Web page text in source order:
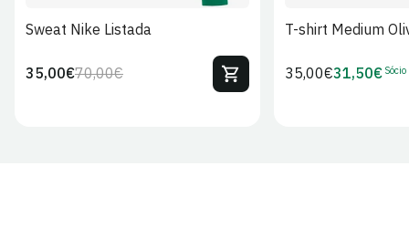
Sweat Nike Listada
Preço
70,00€Preço
35,00€
T-shirt Medium
Preço
35,00€Preço
31,50€ Sócio